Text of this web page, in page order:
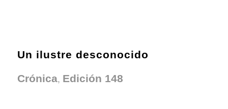
Un ilustre desconocido
Crónica, Edición 148